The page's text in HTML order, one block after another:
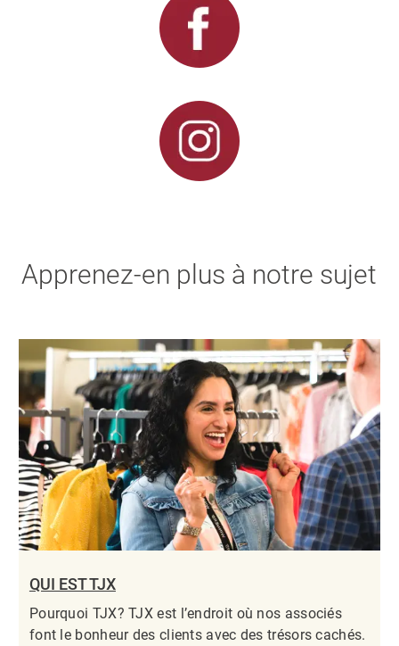
Apprenez-en plus à notre sujet
QUI EST TJX
Pourquoi TJX? TJX est l’endroit où nos associés
font le bonheur des clients avec des trésors cachés.